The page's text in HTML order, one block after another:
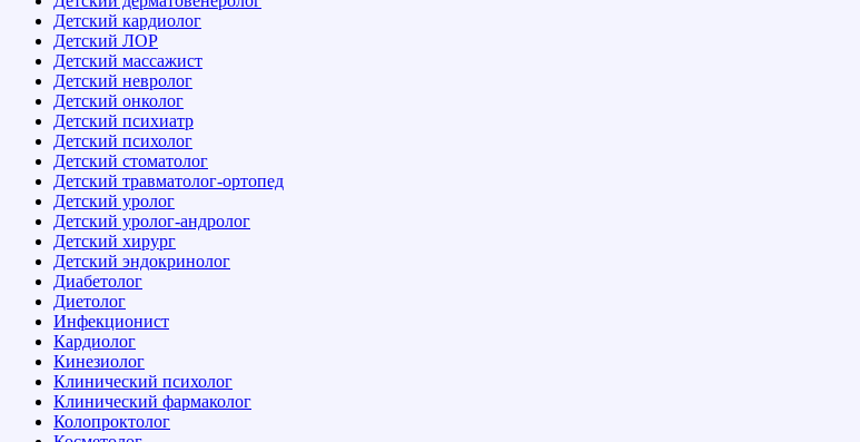
Детский кардиолог
Детский ЛОР
Детский массажист
Детский невролог
Детский онколог
Детский психиатр
Детский психолог
Детский стоматолог
Детский травматолог-ортопед
Детский уролог
Детский уролог-андролог
Детский хирург
Детский эндокринолог
Диабетолог
Диетолог
Инфекционист
Кардиолог
Кинезиолог
Клинический психолог
Клинический фармаколог
Колопроктолог